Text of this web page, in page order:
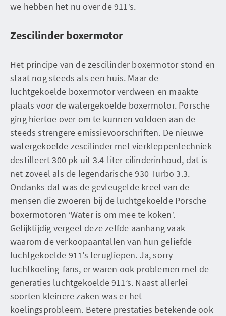
we hebben het nu over de 911’s.
Zescilinder boxermotor
Het principe van de zescilinder boxermotor stond en
staat nog steeds als een huis. Maar de
luchtgekoelde boxermotor verdween en maakte
plaats voor de watergekoelde boxermotor. Porsche
ging hiertoe over om te kunnen voldoen aan de
steeds strengere emissievoorschriften. De nieuwe
watergekoelde zescilinder met vierkleppentechniek
destilleert 300 pk uit 3.4-liter cilinderinhoud, dat is
net zoveel als de legendarische 930 Turbo 3.3.
Ondanks dat was de gevleugelde kreet van de
mensen die zwoeren bij de luchtgekoelde Porsche
boxermotoren ‘Water is om mee te koken’.
Gelijktijdig vergeet deze zelfde aanhang vaak
waarom de verkoopaantallen van hun geliefde
luchtgekoelde 911’s terugliepen. Ja, sorry
luchtkoeling-fans, er waren ook problemen met de
generaties luchtgekoelde 911’s. Naast allerlei
soorten kleinere zaken was er het
koelingsprobleem. Betere prestaties betekende ook